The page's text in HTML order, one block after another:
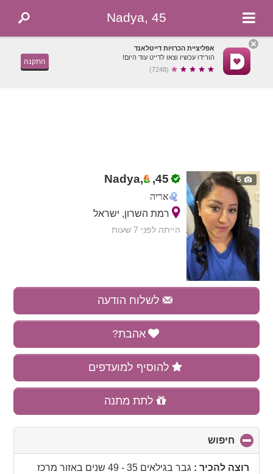
Nadya, 45
אפליציית הכרויות דייטלאנד
הורידו עכשיו וצאו לדייט עוד היום!
(7248)
התקנה
5
Nadya, ,45
אריה
רמת השרון, ישראל
הייתה לפני 7 שעות
לשלוח הודעה
אהבת?
להוסיף למועדפים
לתת מתנה
חיפוש
to
collapseרוצה להכיר : גבר בגילאים 35 - 49 שנים באזור מרכז